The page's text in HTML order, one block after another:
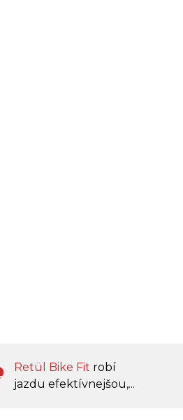
Retül Bike Fit robí
jazdu efektívnejšou,...